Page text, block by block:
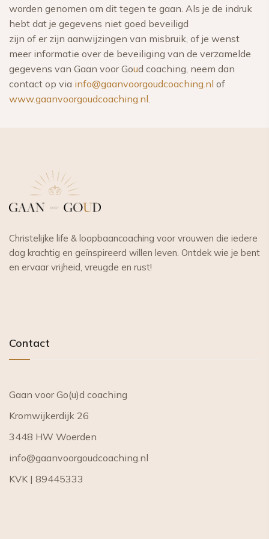
worden genomen om dit tegen te gaan. Als je de indruk
hebt dat je gegevens niet goed beveiligd
zijn of er zijn aanwijzingen van misbruik, of je wenst
meer informatie over de beveiliging van de verzamelde
gegevens van Gaan voor Goud coaching, neem dan
contact op via info@gaanvoorgoudcoaching.nl of
www.gaanvoorgoudcoaching.nl.
Christelijke life & loopbaancoaching voor vrouwen die iedere
dag krachtig en geïnspireerd willen leven. Ontdek wie je bent
en ervaar vrijheid, vreugde en rust!
Contact
Gaan voor Go(u)d coaching
Kromwijkerdijk 26
3448 HW Woerden
info@gaanvoorgoudcoaching.nl
KVK | 89445333